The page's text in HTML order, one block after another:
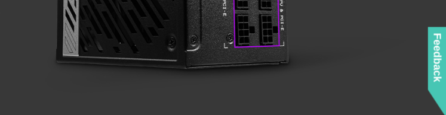
Feedback